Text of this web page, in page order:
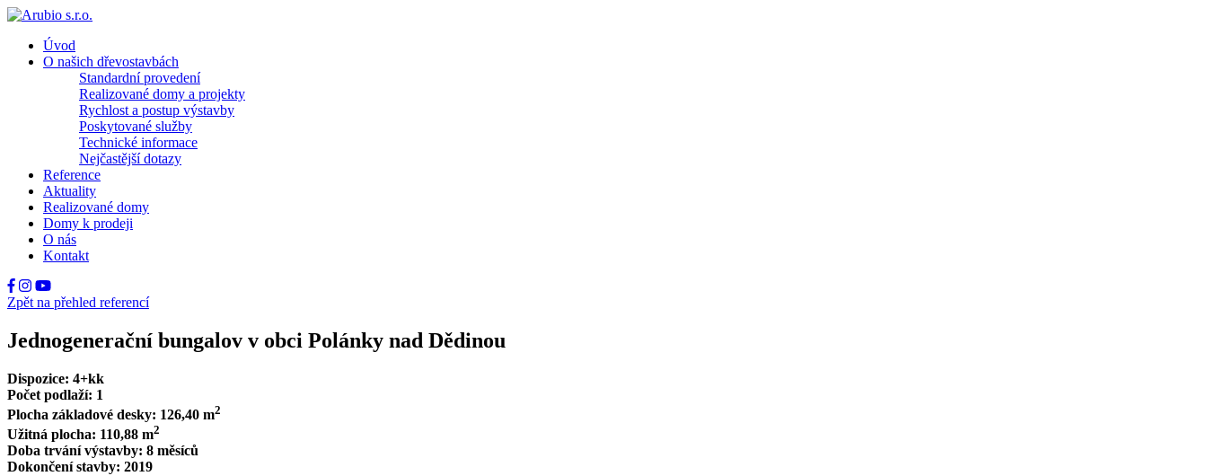
Úvod
O našich dřevostavbách
Standardní provedení
Realizované domy a projekty
Rychlost a postup výstavby
Poskytované služby
Technické informace
Nejčastější dotazy
Reference
Aktuality
Realizované domy
Domy k prodeji
O nás
Kontakt
Zpět na přehled referencí
Jednogenerační bungalov v obci Polánky nad Dědinou
Dispozice: 4+kk
Počet podlaží: 1
Plocha základové desky: 126,40 m2
Užitná plocha: 110,88 m2
Doba trvání výstavby: 8 měsíců
Dokončení stavby: 2019